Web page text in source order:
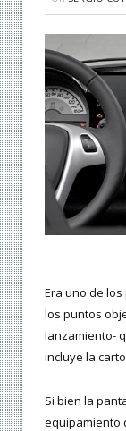
Era uno de
los puntos
lanzamiento-
incluye la
Si bien la
equipamiento